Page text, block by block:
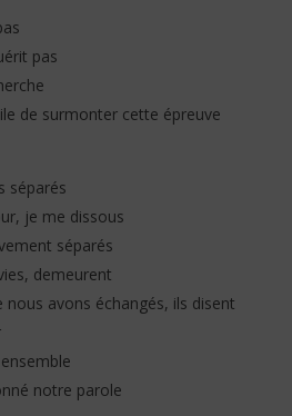
pas
de surmonter cette épreuve
séparés
je me dissous
séparés
demeurent
avons échangés, ils disent
notre parole